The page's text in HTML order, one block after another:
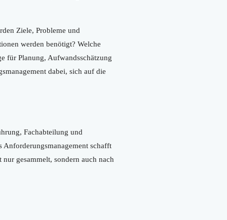
Ziele, Probleme und
werden benötigt? Welche
für Planung, Aufwandsschätzung
dabei, sich auf die
Fachabteilung und
Anforderungsmanagement schafft
gesammelt, sondern auch nach